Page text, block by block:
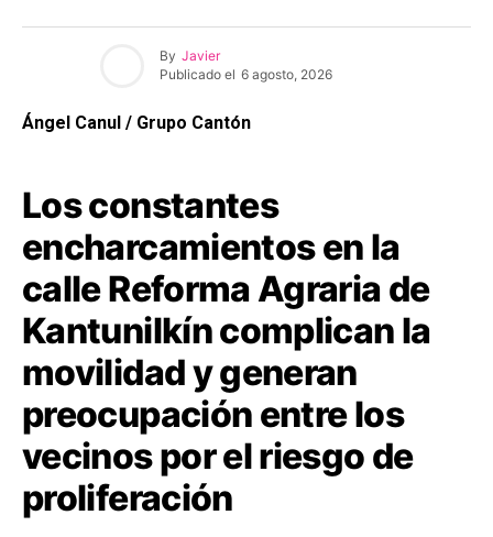
By Javier
Publicado el 6 agosto, 2026
Ángel Canul / Grupo Cantón
Los constantes
encharcamientos en la
calle Reforma Agraria de
Kantunilkín complican la
movilidad y generan
preocupación entre los
vecinos por el riesgo de
proliferación